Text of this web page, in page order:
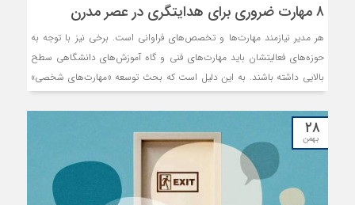
۸ مهارت ضروری برای هدایتگری در عصر مدرن
هر مدیر نیازمند مهارت‏‏‌ها و تخصص‏‏‌های فراوانی است. برخی نیز با توجه به
حوزه‏‏‌های فعالیتشان باید مهارت‏‏‌های فنی و گاه آموزش‏‏‌های دانشگاهی سطح
بالایی داشته باشند. به این دلیل است که بحث توسعه «مهارت‏‏‌های شخصی»
مهارت‏‏‌های نرم اهمیت ویژه‏‏‌ای پیدا کرده‏‏‌اند؛ هر چند برخی از آنها با توجه به
شرایط و نوع کار شما، مهم‌ترند. اگر شما یک مدیر، یک رئیس، یک سرپرست
پروژه یا رهبر تیم هستید، می‌توانید به فهرست مهارت‏‏‌های ضروری برای
موفقیت‏‏‌های حرفه‏‏‌ای نگاهی بیندازید. ما ۸ مهارت ضروری را نام برده‏‏‌ایم که
اغلب آنها به شیوه سنتی قابل یادگیری نیستند.
۲۸
بهمن